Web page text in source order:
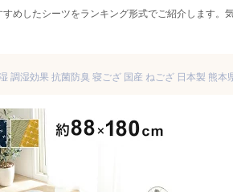
めしたシーツをランキング形式でご紹介します。